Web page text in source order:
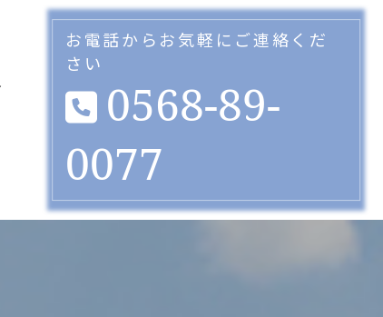
お電話からお気軽にご連絡くだ
さい
0568-89-
0077